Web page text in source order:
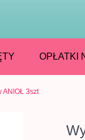
OPŁATKI
ANIOŁ 3szt